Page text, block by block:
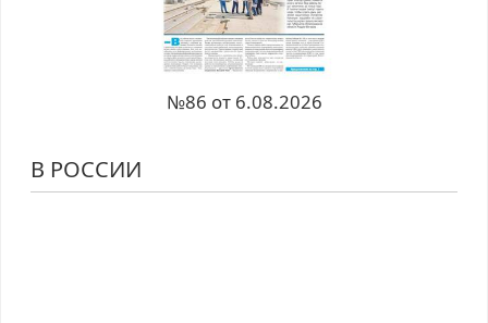
№86 от 6.08.2026
В РОССИИ